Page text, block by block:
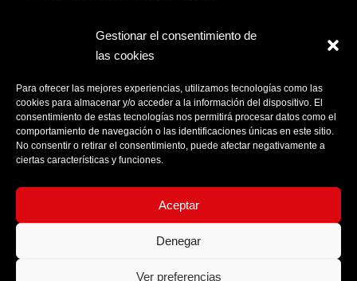
Gestionar el consentimiento de
las cookies
Para ofrecer las mejores experiencias, utilizamos tecnologías como las
cookies para almacenar y/o acceder a la información del dispositivo. El
consentimiento de estas tecnologías nos permitirá procesar datos como el
comportamiento de navegación o las identificaciones únicas en este sitio.
No consentir o retirar el consentimiento, puede afectar negativamente a
ciertas características y funciones.
Aceptar
Denegar
Ver preferencias
Email Address*
PROVINCIA
Acepto laPolítica de privacidad